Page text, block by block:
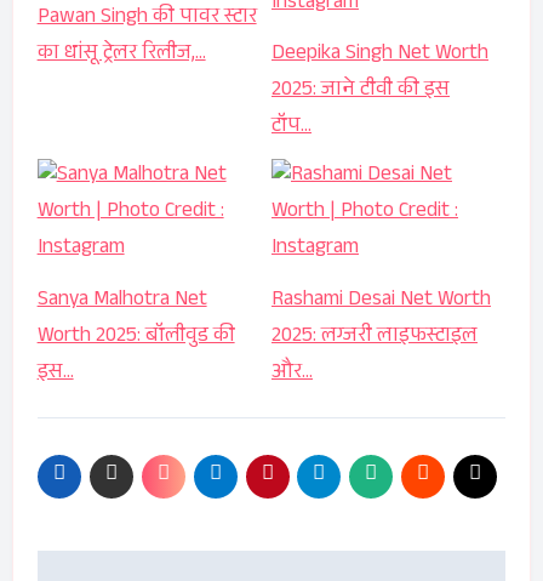
Pawan Singh की पावर स्टार
का धांसू ट्रेलर रिलीज,…
Deepika Singh Net Worth
2025: जाने टीवी की इस
टॉप…
Sanya Malhotra Net
Worth 2025: बॉलीवुड की
इस…
Rashami Desai Net Worth
2025: लग्जरी लाइफस्टाइल
और…